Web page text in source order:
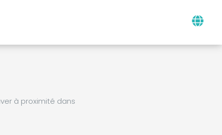
à proximité dans